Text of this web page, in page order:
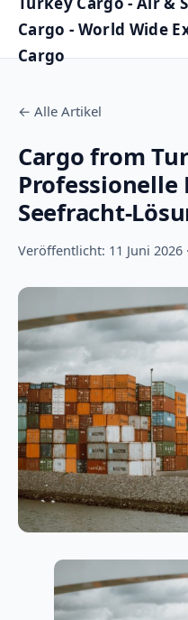
Cargo - World Wide
Cargo
← Alle Artikel
Cargo from
Professionelle
Seefracht-
Veröffentlicht: 11 Juni 2026